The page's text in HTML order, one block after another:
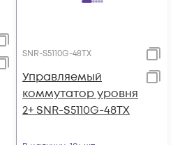
SNR-S5110G-48TX
Управляемый
коммутатор уровня
2+ SNR-S5110G-48TX